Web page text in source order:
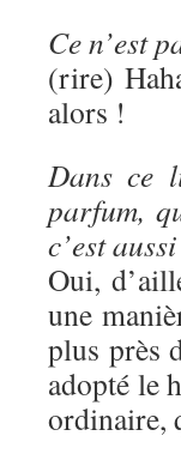
Ce n’est
(rire)
alors !
Dans ce
parfum,
c’est
Oui,
une
plus près
adopté le
ordinaire,